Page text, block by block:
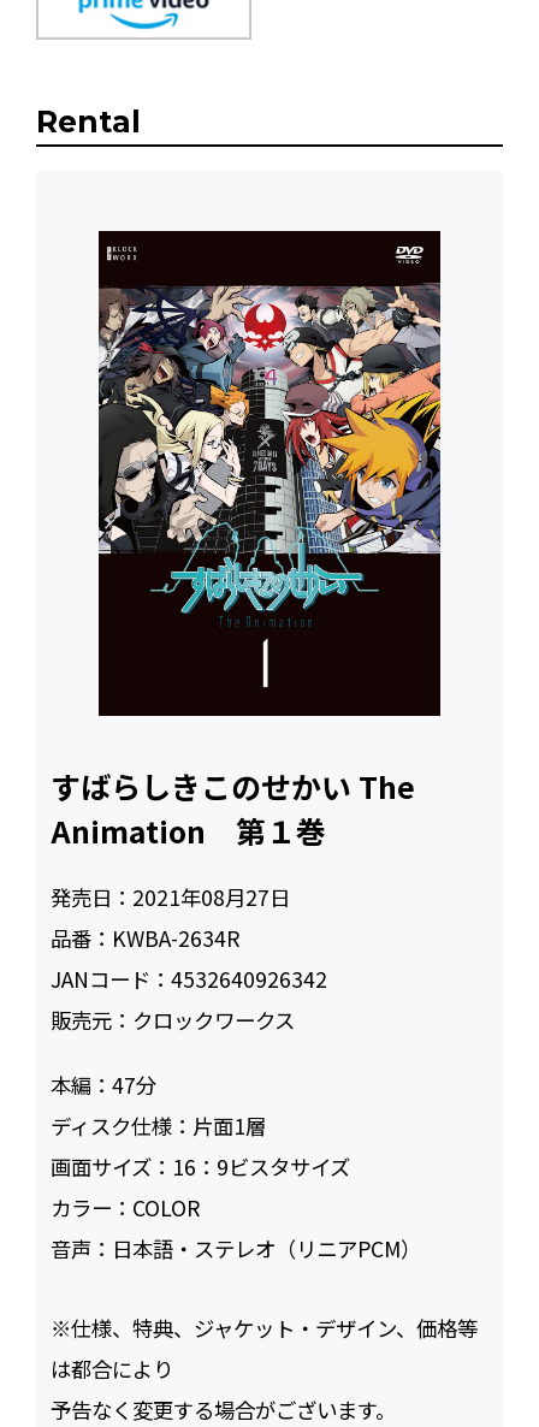
Rental
すばらしきこのせかい The
Animation 第１巻
発売日： 2021年08月27日
品番： KWBA-2634R
JANコード：4532640926342
販売元： クロックワークス
本編：47
ディスク仕様： 片面1層
画面サイズ： 16：9ビスタサイズ
カラー： COLOR
音声： 日本語・ステレオ（リニアPCM）
※仕様、特典、ジャケット・デザイン、価格等
は都合により
予告なく変更する場合がございます。